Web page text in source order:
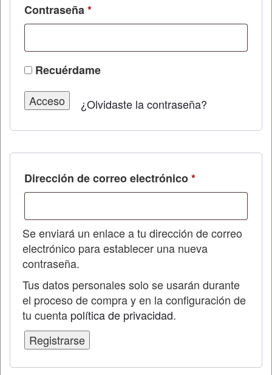
Contraseña*Obligatorio
Recuérdame
Acceso
¿Olvidaste la contraseña?
Dirección de correo electrónico*Obligatorio
Se enviará un enlace a tu dirección de correo
electrónico para establecer una nueva
contraseña.
Tus datos personales solo se usarán durante
el proceso de compra y en la configuración de
tu cuenta política de privacidad.
Registrarse